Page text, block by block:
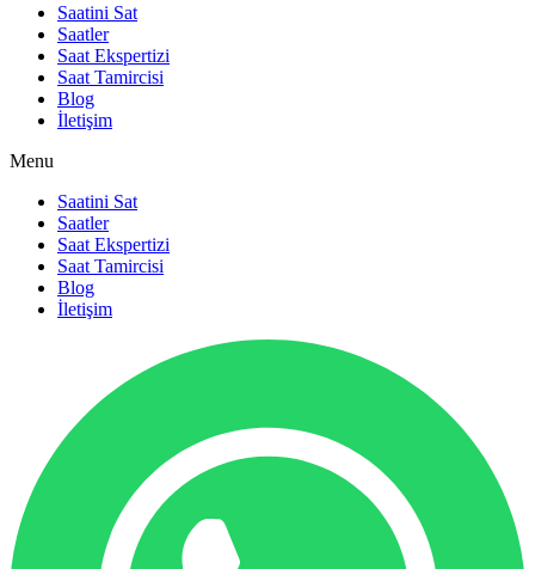
Saatini Sat
Saatler
Saat Ekspertizi
Saat Tamircisi
Blog
İletişim
Menu
Saatini Sat
Saatler
Saat Ekspertizi
Saat Tamircisi
Blog
İletişim